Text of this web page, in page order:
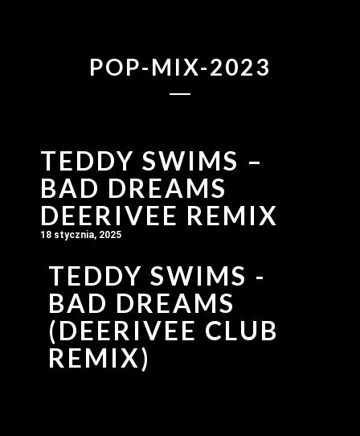
POP-MIX-2023
TEDDY SWIMS –
BAD DREAMS
DEERIVEE REMIX
18 stycznia, 2025
TEDDY SWIMS -
BAD DREAMS
(DEERIVEE CLUB
REMIX)